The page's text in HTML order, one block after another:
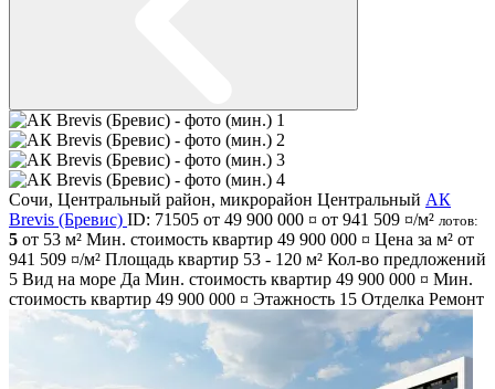
Сочи, Центральный район, микрорайон Центральный АК
Brevis (Бревис) ID: 71505 от 49 900 000 ¤ от 941 509 ¤/м² лотов:
5 от 53 м² Мин. стоимость квартир 49 900 000 ¤ Цена за м² от
941 509 ¤/м² Площадь квартир 53 - 120 м² Кол-во предложений
5 Вид на море Да Мин. стоимость квартир 49 900 000 ¤ Мин.
стоимость квартир 49 900 000 ¤ Этажность 15 Отделка Ремонт